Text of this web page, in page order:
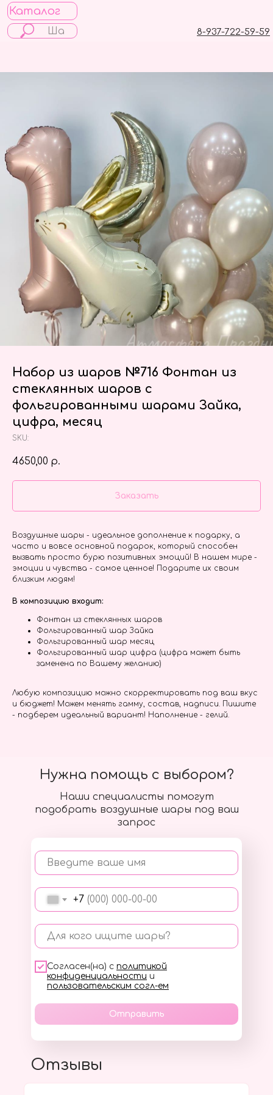
Каталог
8-937-722-59-59
Набор из шаров №716 Фонтан из
стеклянных шаров с
фольгированными шарами Зайка,
цифра, месяц
SKU:
4650,00 р.
Заказать
Воздушные шары - идеальное дополнение к подарку, а
часто и вовсе основной подарок, который способен
вызвать просто бурю позитивных эмоций! В нашем мире -
эмоции и чувства - самое ценное! Подарите их своим
близким людям!
В композицию входит:
Фонтан из стеклянных шаров
Фольгированный шар Зайка
Фольгированный шар месяц
Фольгированный шар цифра (цифра может быть
заменена по Вашему желанию)
Любую композицию можно скорректировать под ваш вкус
и бюджет! Можем менять гамму, состав, надписи. Пишите
- подберем идеальный вариант! Наполнение - гелий.
Наши специалисты помогут
подобрать воздушные шары под ваш
запрос
Введите ваше имя
+7
Для кого ищите шары?
Согласен(на) с политикой
конфиденциальности и
пользовательским согл-ем
Отправить
Нужна помощь с выбором?
Отзывы